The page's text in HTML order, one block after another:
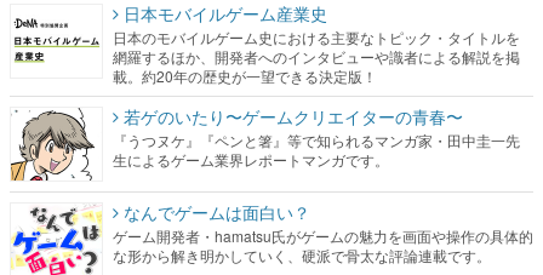
日本モバイルゲーム産業史
日本のモバイルゲーム史における主要なトピック・タイトルを
網羅するほか、開発者へのインタビューや識者による解説を掲
載。約20年の歴史が一望できる決定版！
若ゲのいたり〜ゲームクリエイターの青春〜
『うつヌケ』『ペンと箸』等で知られるマンガ家・田中圭一先
生によるゲーム業界レポートマンガです。
なんでゲームは面白い？
ゲーム開発者・hamatsu氏がゲームの魅力を画面や操作の具体的
な形から解き明かしていく、硬派で骨太な評論連載です。